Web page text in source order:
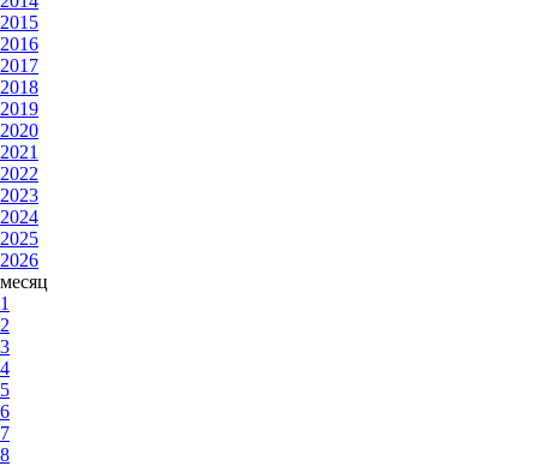
2015
2016
2017
2018
2019
2020
2021
2022
2023
2024
2025
2026
месяц
1
2
3
4
5
6
7
8